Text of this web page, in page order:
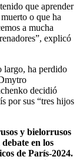
que aprender
o que ha
a mucha
explicó
largo, ha perdido
decidió
por sus “tres hijos
y bielorrusos
en los
de París-2024.